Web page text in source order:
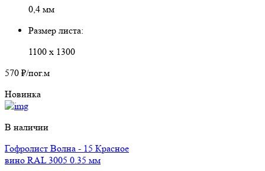
0,4 мм
Размер листа:
1100 х 1300
570 ₽/пог.м
Новинка
В наличии
Гофролист Волна - 15 Красное
вино RAL 3005 0.35 мм